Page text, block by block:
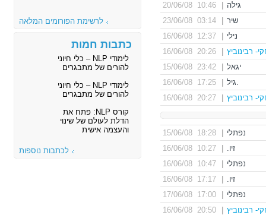
גילה
10:46 20/06/08
שיר
03:14 23/06/08
נילי
12:37 16/06/08
רבינוביץ
20:26 16/06/08
יגאל
23:42 15/06/08
.גיל
17:25 16/06/08
רבינוביץ
20:27 16/06/08
נפתלי
18:28 15/06/08
זיו.
10:27 16/06/08
נפתלי
10:47 16/06/08
זיו.
17:17 16/06/08
נפתלי
17:00 17/06/08
רבינוביץ
20:50 16/06/08
לרשימת הפורומים המלאה
כתבות חמות
לימודי NLP – כלי חיוני
להורים של מתבגרים
לימודי NLP – כלי חיוני
להורים של מתבגרים
קורס NLP: פתח את
הדלת לעולם של שינוי
והעצמה אישית
לכתבות נוספות